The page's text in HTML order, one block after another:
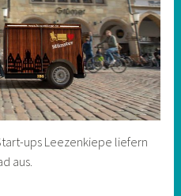
ups Leezenkiepe liefern
aus.